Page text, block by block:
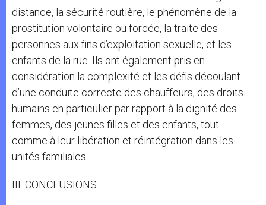
distance, la sécurité routière, le phénomène de la
prostitution volontaire ou forcée, la traite des
personnes aux fins d’exploitation sexuelle, et les
enfants de la rue. Ils ont également pris en
considération la complexité et les défis découlant
d’une conduite correcte des chauffeurs, des droits
humains en particulier par rapport à la dignité des
femmes, des jeunes filles et des enfants, tout
comme à leur libération et réintégration dans les
unités familiales.
III. CONCLUSIONS